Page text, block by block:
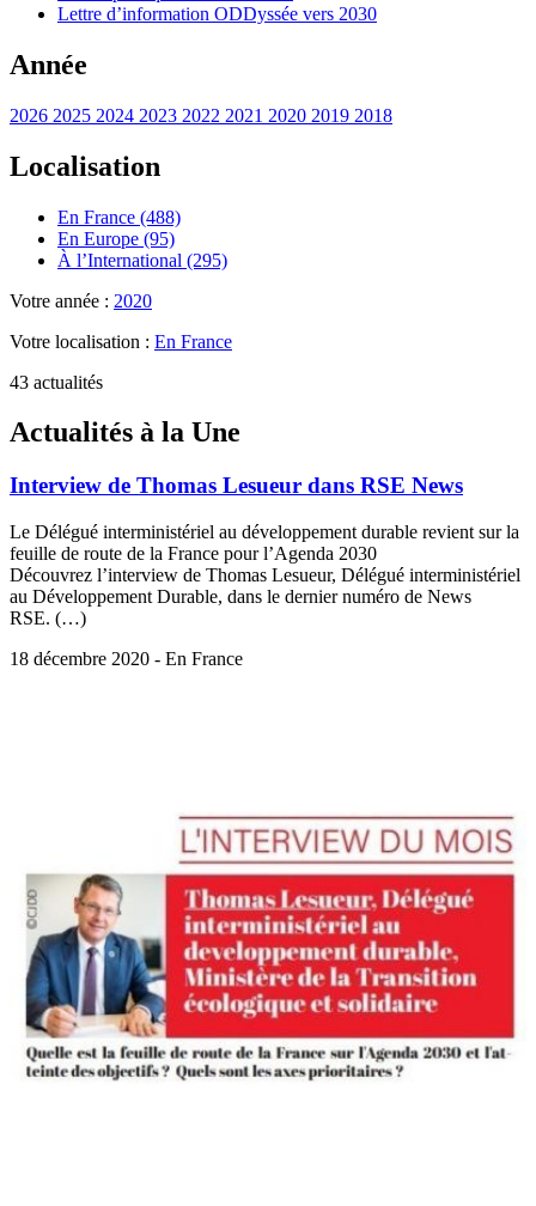
Lettre d’information ODDyssée vers 2030
Année
2026 2025 2024 2023 2022 2021 2020 2019 2018
Localisation
En France (488)
En Europe (95)
À l’International (295)
Votre année : 2020
Votre localisation : En France
43 actualités
Actualités à la Une
Interview de Thomas Lesueur dans RSE News
Le Délégué interministériel au développement durable revient sur la
feuille de route de la France pour l’Agenda 2030
Découvrez l’interview de Thomas Lesueur, Délégué interministériel
au Développement Durable, dans le dernier numéro de News
RSE. (…)
18 décembre 2020 - En France